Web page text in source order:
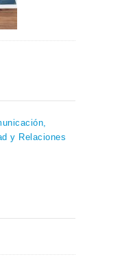
y Relaciones